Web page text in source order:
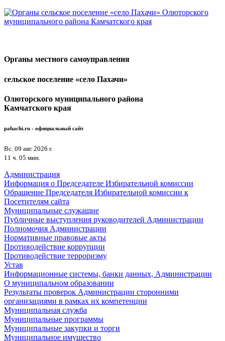
Органы местного самоуправления
сельское поселение «село Пахачи»
Олюторского муниципального района
Камчатского края
pahachi.ru - официальный сайт
Вс. 09 авг. 2026 г.
11 ч. 05 мин.
Администрация
Информация о Председателе Избирательной комиссии
Обращение Председателя Избирательной комиссии к
Посетителям сайта
Муниципальные служащие
Публичные выступления руководителей Администрации
Полномочия Администрации
Нормативные правовые акты
Противодействие коррупции
Противодействие терроризму
Устав
Информационные системы, банки данных, Администрации
О муниципальном образовании
Результаты проверок Администрации сторонними
организациями в рамках их компетенции
Муниципальная служба
Муниципальные программы
Муниципальные закупки и торги
Муниципальное имущество